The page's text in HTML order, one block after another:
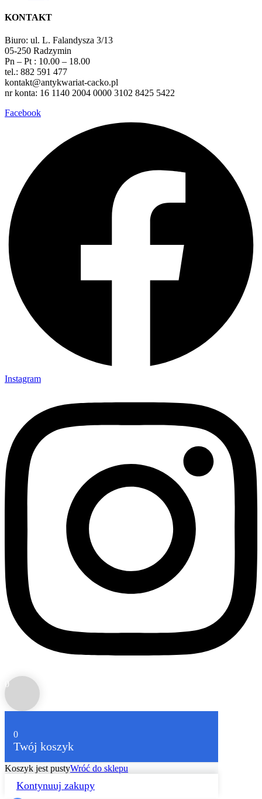
KONTAKT
Biuro: ul. L. Falandysza 3/13
05-250 Radzymin
Pn – Pt : 10.00 – 18.00
tel.: 882 591 477
kontakt@antykwariat-cacko.pl
nr konta: 16 1140 2004 0000 3102 8425 5422
Facebook
Instagram
0
0
Twój koszyk
Koszyk jest pustyWróć do sklepu
Kontynuuj zakupy